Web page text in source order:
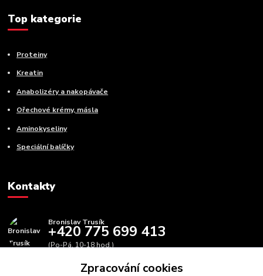
Top kategorie
Proteiny
Kreatin
Anabolizéry a nakopávače
Ořechové krémy, másla
Aminokyseliny
Speciální balíčky
Kontakty
Bronislav Trusík
+420 775 699 413
(Po-Pá, 10-18 hod.)
info@bbfitness.czZpracování cookies